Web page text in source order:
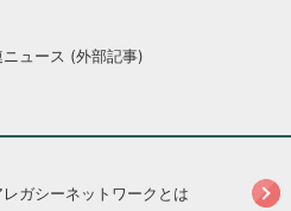
ュース (外部記事)
ガシーネットワークとは